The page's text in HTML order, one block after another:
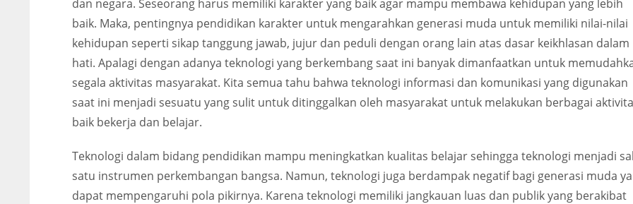
dan negara. Seseorang harus memiliki karakter yang baik agar mampu membawa kehidupan yang lebih
baik. Maka, pentingnya pendidikan karakter untuk mengarahkan generasi muda untuk memiliki nilai-nilai
kehidupan seperti sikap tanggung jawab, jujur dan peduli dengan orang lain atas dasar keikhlasan dalam
hati. Apalagi dengan adanya teknologi yang berkembang saat ini banyak dimanfaatkan untuk
segala aktivitas masyarakat. Kita semua tahu bahwa teknologi informasi dan komunikasi yang digunakan
saat ini menjadi sesuatu yang sulit untuk ditinggalkan oleh masyarakat untuk melakukan berbagai
baik bekerja dan belajar.
Teknologi dalam bidang pendidikan mampu meningkatkan kualitas belajar sehingga teknologi menjadi
satu instrumen perkembangan bangsa. Namun, teknologi juga berdampak negatif bagi generasi muda
dapat mempengaruhi pola pikirnya. Karena teknologi memiliki jangkauan luas dan publik yang berakibat